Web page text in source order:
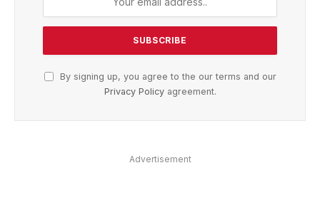
By signing up, you agree to the our terms and our
Privacy Policyagreement.
Advertisement